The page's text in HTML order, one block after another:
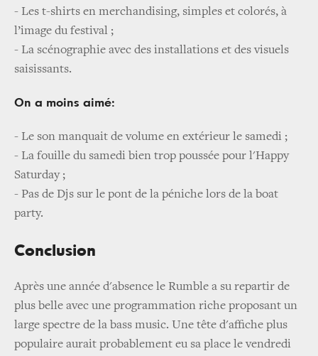
- Les t-shirts en merchandising, simples et colorés, à
l’image du festival ;
- La scénographie avec des installations et des visuels
saisissants.
On a moins aimé:
- Le son manquait de volume en extérieur le samedi ;
- La fouille du samedi bien trop poussée pour l'Happy
Saturday ;
- Pas de Djs sur le pont de la péniche lors de la boat
party.
Conclusion
Après une année d'absence le Rumble a su repartir de
plus belle avec une programmation riche proposant un
large spectre de la bass music. Une tête d'affiche plus
populaire aurait probablement eu sa place le vendredi